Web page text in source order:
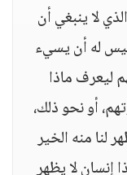
لا ينبغي أن
له أن يسيء
ليعرف ماذا
أو نحو ذلك،
لنا منه الخير
إنسان لا يظهر